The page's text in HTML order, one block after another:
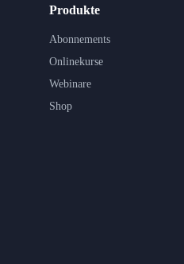
Produkte
Abonnements
Onlinekurse
Webinare
Shop